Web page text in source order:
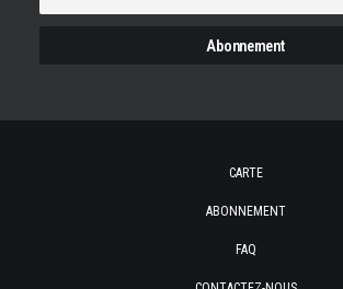
CARTE
ABONNEMENT
FAQ